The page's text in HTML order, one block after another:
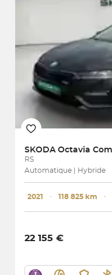
SKODA
RS
Automatique | Hybride
2021 ･ 118 825 km ･
22 155 €